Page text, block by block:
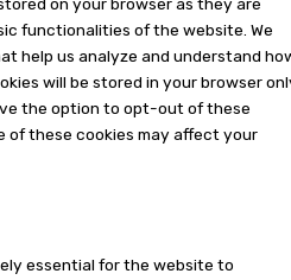
on your browser as they are
functionalities of the website. We
help us analyze and understand
will be stored in your browser
the option to opt-out of these
of these cookies may affect your
essential for the website to